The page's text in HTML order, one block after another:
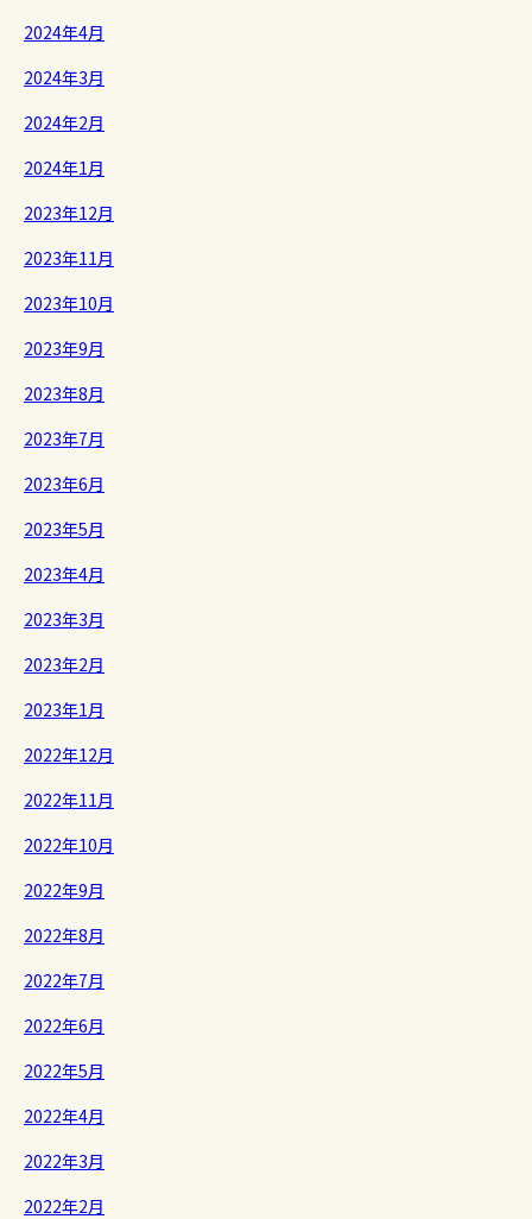
2024年4月
2024年3月
2024年2月
2024年1月
2023年12月
2023年11月
2023年10月
2023年9月
2023年8月
2023年7月
2023年6月
2023年5月
2023年4月
2023年3月
2023年2月
2023年1月
2022年12月
2022年11月
2022年10月
2022年9月
2022年8月
2022年7月
2022年6月
2022年5月
2022年4月
2022年3月
2022年2月